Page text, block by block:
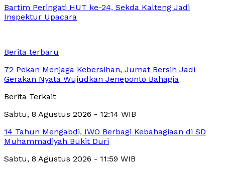
Bartim Peringati HUT ke-24, Sekda Kalteng Jadi
Inspektur Upacara
Berita terbaru
72 Pekan Menjaga Kebersihan, Jumat Bersih Jadi
Gerakan Nyata Wujudkan Jeneponto Bahagia
Berita Terkait
Sabtu, 8 Agustus 2026 - 12:14 WIB
14 Tahun Mengabdi, IWO Berbagi Kebahagiaan di SD
Muhammadiyah Bukit Duri
Sabtu, 8 Agustus 2026 - 11:59 WIB